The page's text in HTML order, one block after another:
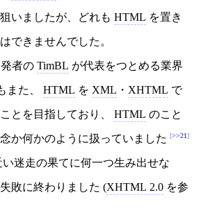
いましたが、どれも HTML を置き
できませんでした。
者の TimBL が代表をつとめる業界
また、 HTML を XML ・ XHTML で
とを目指しており、 HTML
か何かのように扱っていました >>21
い迷走の果てに何一つ生み出せな
敗に終わりました (XHTML 2.0 を参